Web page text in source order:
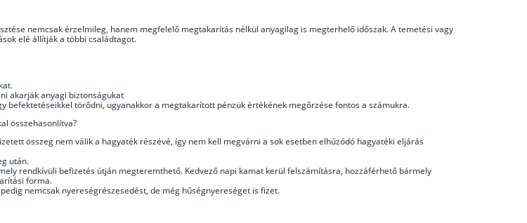
nemcsak érzelmileg, hanem megfelelő megtakarítás nélkül anyagilag is megterhelő időszak. A temetési vagy
elé állítják a többi családtagot.
akarják anyagi biztonságukat
törődni, ugyanakkor a megtakarított pénzük értékének megőrzése fontos a számukra.
összehasonlítva?
összeg nem válik a hagyaték részévé, így nem kell megvárni a sok esetben elhúzódó hagyatéki eljárás
után.
rendkívüli befizetés útján megteremthető. Kedvező napi kamat kerül felszámításra, hozzáférhető bármely
forma.
nemcsak nyereségrészesedést, de még hűségnyereséget is fizet.